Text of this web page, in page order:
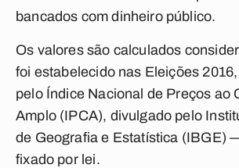
bancados com dinheiro público.
Os valores são calculados
foi estabelecido nas Eleições
pelo Índice Nacional de Preços ao
Amplo (IPCA), divulgado pelo
de Geografia e Estatística (IBGE)
fixado por lei.